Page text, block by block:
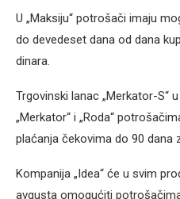
U „Maksiju“ potrošači imaju
do devedeset dana od dana
dinara.
Trgovinski lanac „Merkator-S“
„Merkator“ i „Roda“
plaćanja čekovima do 90 dana
Kompanija „Idea“ će u svim
avgusta omogućiti